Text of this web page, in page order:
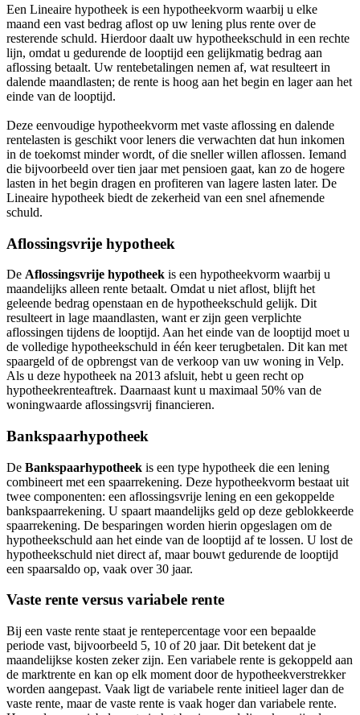
Een Lineaire hypotheek is een hypotheekvorm waarbij u elke
maand een vast bedrag aflost op uw lening plus rente over de
resterende schuld. Hierdoor daalt uw hypotheekschuld in een rechte
lijn, omdat u gedurende de looptijd een gelijkmatig bedrag aan
aflossing betaalt. Uw rentebetalingen nemen af, wat resulteert in
dalende maandlasten; de rente is hoog aan het begin en lager aan het
einde van de looptijd.
Deze eenvoudige hypotheekvorm met vaste aflossing en dalende
rentelasten is geschikt voor leners die verwachten dat hun inkomen
in de toekomst minder wordt, of die sneller willen aflossen. Iemand
die bijvoorbeeld over tien jaar met pensioen gaat, kan zo de hogere
lasten in het begin dragen en profiteren van lagere lasten later. De
Lineaire hypotheek biedt de zekerheid van een snel afnemende
schuld.
Aflossingsvrije hypotheek
De Aflossingsvrije hypotheek is een hypotheekvorm waarbij u
maandelijks alleen rente betaalt. Omdat u niet aflost, blijft het
geleende bedrag openstaan en de hypotheekschuld gelijk. Dit
resulteert in lage maandlasten, want er zijn geen verplichte
aflossingen tijdens de looptijd. Aan het einde van de looptijd moet u
de volledige hypotheekschuld in één keer terugbetalen. Dit kan met
spaargeld of de opbrengst van de verkoop van uw woning in Velp.
Als u deze hypotheek na 2013 afsluit, hebt u geen recht op
hypotheekrenteaftrek. Daarnaast kunt u maximaal 50% van de
woningwaarde aflossingsvrij financieren.
Bankspaarhypotheek
De Bankspaarhypotheek is een type hypotheek die een lening
combineert met een spaarrekening. Deze hypotheekvorm bestaat uit
twee componenten: een aflossingsvrije lening en een gekoppelde
bankspaarrekening. U spaart maandelijks geld op deze geblokkeerde
spaarrekening. De besparingen worden hierin opgeslagen om de
hypotheekschuld aan het einde van de looptijd af te lossen. U lost de
hypotheekschuld niet direct af, maar bouwt gedurende de looptijd
een spaarsaldo op, vaak over 30 jaar.
Vaste rente versus variabele rente
Bij een vaste rente staat je rentepercentage voor een bepaalde
periode vast, bijvoorbeeld 5, 10 of 20 jaar. Dit betekent dat je
maandelijkse kosten zeker zijn. Een variabele rente is gekoppeld aan
de marktrente en kan op elk moment door de hypotheekverstrekker
worden aangepast. Vaak ligt de variabele rente initieel lager dan de
vaste rente, maar de vaste rente is vaak hoger dan variabele rente.